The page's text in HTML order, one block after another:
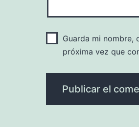
Guarda mi nombre,
próxima vez que